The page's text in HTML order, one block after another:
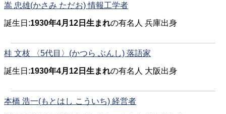
嵩 忠雄(かさみ ただお) 情報工学者
誕生日:1930年4月12日生まれの有名人 兵庫出身
桂 文枝 〈5代目〉(かつら ぶんし) 落語家
誕生日:1930年4月12日生まれの有名人 大阪出身
本橋 浩一(もとはし こういち) 経営者